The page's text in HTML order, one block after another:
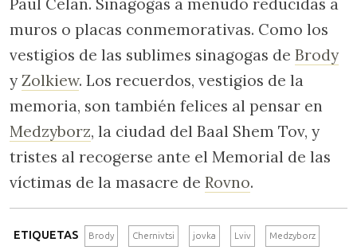
Paul Celan. Sinagogas a menudo reducidas a
muros o placas conmemorativas. Como los
vestigios de las sublimes sinagogas de Brody
y Zolkiew. Los recuerdos, vestigios de la
memoria, son también felices al pensar en
Medzyborz, la ciudad del Baal Shem Tov, y
tristes al recogerse ante el Memorial de las
víctimas de la masacre de Rovno.
ETIQUETAS Brody Chernivtsi jovka Lviv Medzyborz